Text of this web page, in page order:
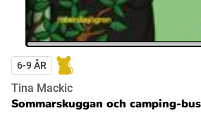
6-9 ÅR
Tina Mackic
Sommarskuggan och camping-